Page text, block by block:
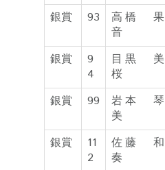
銀賞 93
高橋 果
音
銀賞
9
4
目黒 美
桜
銀賞 99
岩本 琴
美
銀賞
11
2
佐藤 和
奏